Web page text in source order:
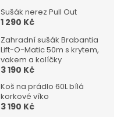
Sušák nerez Pull Out
1 290 Kč
Zahradní sušák Brabantia
Lift-O-Matic 50m s krytem,
vakem a kolíčky
3 190 Kč
Koš na prádlo 60L bílá
korkové víko
3 190 Kč